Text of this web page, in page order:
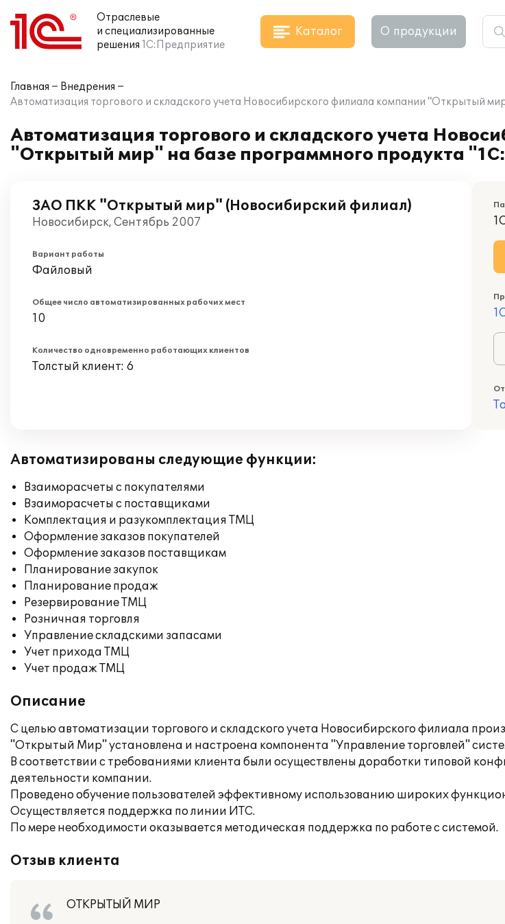
Отраслевые
и специализированные
решения 1С:Предприятие
Каталог О продукции
Главная
Внедрения
Автоматизация торгового и складского учета Новосибирского филиала компании "Открытый
Автоматизация торгового и складского учета
"Открытый мир" на базе программного продукта
ЗАО ПКК "Открытый мир" (Новосибирский филиал)
Новосибирск, Сентябрь 2007
Вариант работы
Файловый
Общее число автоматизированных рабочих мест
10
Количество одновременно работающих клиентов
Толстый клиент: 6
Автоматизированы следующие функции:
Взаиморасчеты с покупателями
Взаиморасчеты с поставщиками
Комплектация и разукомплектация ТМЦ
Оформление заказов покупателей
Оформление заказов поставщикам
Планирование закупок
Планирование продаж
Резервирование ТМЦ
Розничная торговля
Управление складскими запасами
Учет прихода ТМЦ
Учет продаж ТМЦ
Описание
С целью автоматизации торгового и складского учета Новосибирского филиала
"Открытый Мир" установлена и настроена компонента "Управление торговлей"
В соответствии с требованиями клиента были осуществлены доработки типовой
деятельности компании.
Проведено обучение пользователей эффективному использованию широких
Осуществляется поддержка по линии ИТС.
По мере необходимости оказывается методическая поддержка по работе с системой.
Отзыв клиента
ОТКРЫТЫЙ МИР
_______________________________________________________________________